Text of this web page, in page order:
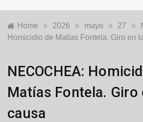
Home » 2026 » mayo » 27 »
Homicidio de Matías Fontela. Giro en
Destacadas ,
Justicia ,
Locales
NECOCHEA:
Matías Fontela. Giro
causa